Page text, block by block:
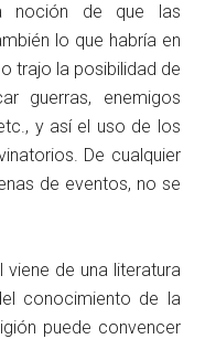
noción de que las
lo que habría en
trajo la posibilidad de
guerras, enemigos
y así el uso de los
De cualquier
de eventos, no se
de una literatura
conocimiento de la
puede convencer